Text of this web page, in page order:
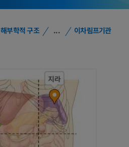
해부학적 구조 ...
이차림프기관